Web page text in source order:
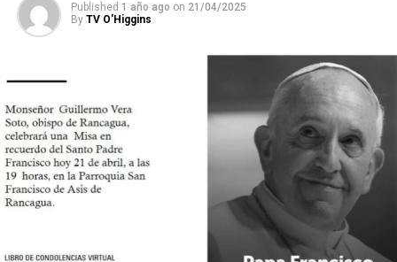
Published 1 año ago on 21/04/2025
By TV O'Higgins